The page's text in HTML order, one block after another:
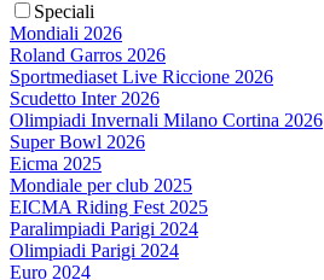
Speciali
Mondiali 2026
Roland Garros 2026
Sportmediaset Live Riccione 2026
Scudetto Inter 2026
Olimpiadi Invernali Milano Cortina 2026
Super Bowl 2026
Eicma 2025
Mondiale per club 2025
EICMA Riding Fest 2025
Paralimpiadi Parigi 2024
Olimpiadi Parigi 2024
Euro 2024